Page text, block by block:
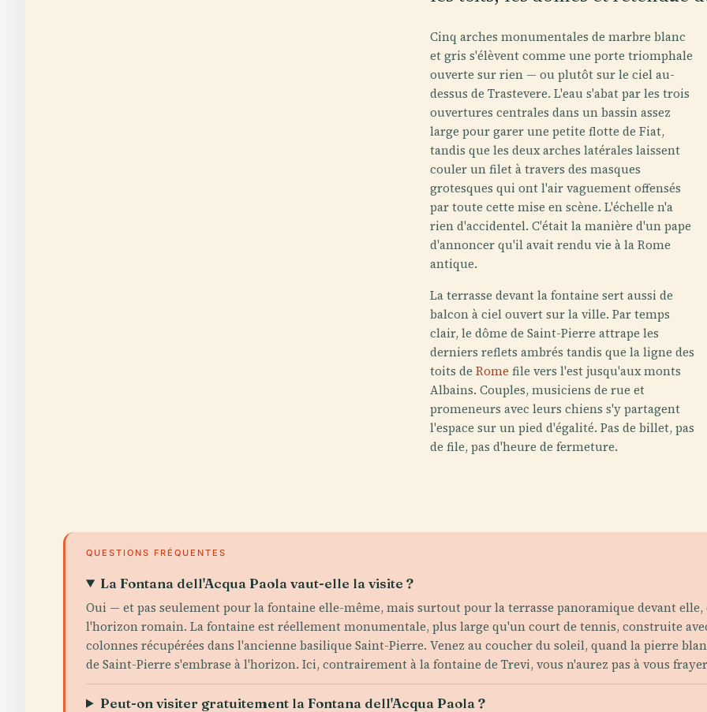
Cinq arches monumentales de marbre blanc
et gris s'élèvent comme une porte triomphale
ouverte sur rien — ou plutôt sur le ciel au-
dessus de Trastevere. L'eau s'abat par les trois
ouvertures centrales dans un bassin assez
large pour garer une petite flotte de Fiat,
tandis que les deux arches latérales laissent
couler un filet à travers des masques
grotesques qui ont l'air vaguement offensés
par toute cette mise en scène. L'échelle n'a
rien d'accidentel. C'était la manière d'un pape
d'annoncer qu'il avait rendu vie à la Rome
antique.
La terrasse devant la fontaine sert aussi de
balcon à ciel ouvert sur la ville. Par temps
clair, le dôme de Saint-Pierre attrape les
derniers reflets ambrés tandis que la ligne des
toits deRome file vers l'est jusqu'aux monts
Albains. Couples, musiciens de rue et
promeneurs avec leurs chiens s'y partagent
l'espace sur un pied d'égalité. Pas de billet, pas
de file, pas d'heure de fermeture.
QUESTIONS FRÉQUENTES
La Fontana dell'Acqua Paola vaut-elle la visite ?
Oui — et pas seulement pour la fontaine elle-même, mais surtout pour la terrasse panoramique devant
l'horizon romain. La fontaine est réellement monumentale, plus large qu'un court de tennis, construite
colonnes récupérées dans l'ancienne basilique Saint-Pierre. Venez au coucher du soleil, quand la pierre
de Saint-Pierre s'embrase à l'horizon. Ici, contrairement à la fontaine de Trevi, vous n'aurez pas à vous
Peut-on visiter gratuitement la Fontana dell'Acqua Paola ?